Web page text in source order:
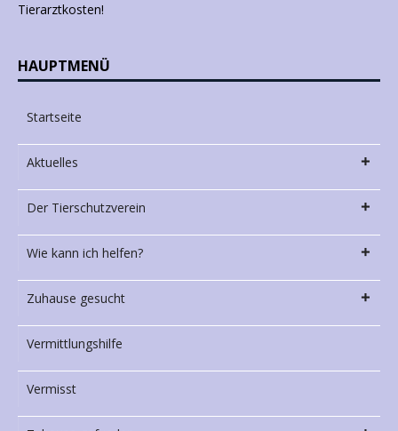
Tierarztkosten!
HAUPTMENÜ
Startseite
Aktuelles
Der Tierschutzverein
Wie kann ich helfen?
Zuhause gesucht
Vermittlungshilfe
Vermisst